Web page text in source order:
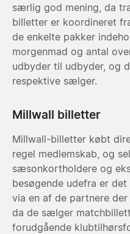
særlig god mening, da
billetter er koordineret
de enkelte pakker
morgenmad og antal
udbyder til udbyder, og
respektive sælger.
Millwall billetter
Millwall-billetter købt
regel medlemskab, og
sæsonkortholdere og
besøgende udefra er
via en af de partnere
da de sælger
forudgående